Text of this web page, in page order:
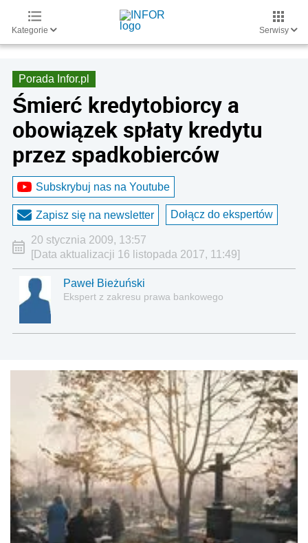
Kategorie Serwisy
Porada Infor.pl
Śmierć kredytobiorcy a
obowiązek spłaty kredytu
przez spadkobierców
Subskrybuj nas na Youtube
Zapisz się na newsletter Dołącz do ekspertów
20 stycznia 2009, 13:57
[Data aktualizacji 16 listopada 2017, 11:49]
Paweł Bieżuński
Ekspert z zakresu prawa bankowego